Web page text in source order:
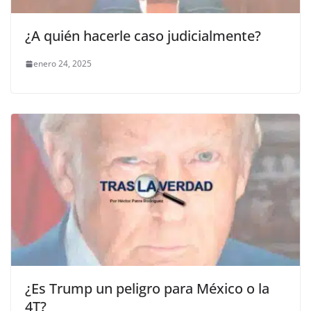
¿A quién hacerle caso judicialmente?
enero 24, 2025
¿Es Trump un peligro para México o la
4T?